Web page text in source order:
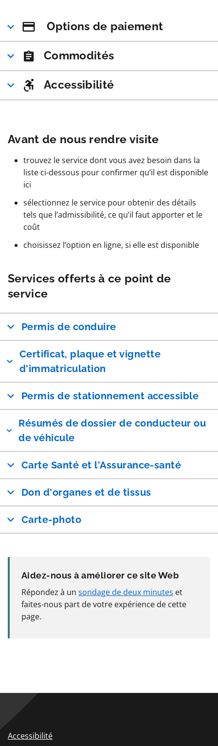
Options de paiement
Commodités
Accessibilité
Avant de nous rendre visite
trouvez le service dont vous avez besoin dans la
liste ci-dessous pour confirmer qu’il est disponible
ici
sélectionnez le service pour obtenir des détails
tels que l’admissibilité, ce qu’il faut apporter et le
coût
choisissez l’option en ligne, si elle est disponible
Services offerts à ce point de
service
Permis de conduire
Certificat, plaque et vignette
d'immatriculation
Permis de stationnement accessible
Résumés de dossier de conducteur ou
de véhicule
Carte Santé et l'Assurance-santé
Don d'organes et de tissus
Carte-photo
Aidez-nous à améliorer ce site Web
Répondez à un sondage de deux minutes et
faites-nous part de votre expérience de cette
page.
Accessibilité